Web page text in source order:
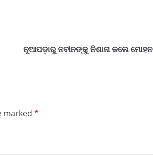
ନୂଆପଡ଼ାରୁ ନବୀନଙ୍କୁ ନିଶାନା କଲେ ମୋହନ
marked *